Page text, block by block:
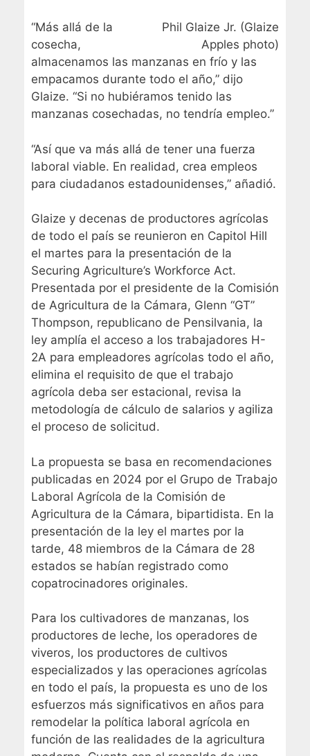
Phil Glaize Jr. (Glaize
Apples photo)
“Más allá de la
cosecha,
almacenamos las manzanas en frío y las
empacamos durante todo el año,” dijo
Glaize. “Si no hubiéramos tenido las
manzanas cosechadas, no tendría empleo.”
“Así que va más allá de tener una fuerza
laboral viable. En realidad, crea empleos
para ciudadanos estadounidenses,” añadió.
Glaize y decenas de productores agrícolas
de todo el país se reunieron en Capitol Hill
el martes para la presentación de la
Securing Agriculture’s Workforce Act.
Presentada por el presidente de la Comisión
de Agricultura de la Cámara, Glenn “GT”
Thompson, republicano de Pensilvania, la
ley amplía el acceso a los trabajadores H-
2A para empleadores agrícolas todo el año,
elimina el requisito de que el trabajo
agrícola deba ser estacional, revisa la
metodología de cálculo de salarios y agiliza
el proceso de solicitud.
La propuesta se basa en recomendaciones
publicadas en 2024 por el Grupo de Trabajo
Laboral Agrícola de la Comisión de
Agricultura de la Cámara, bipartidista. En la
presentación de la ley el martes por la
tarde, 48 miembros de la Cámara de 28
estados se habían registrado como
copatrocinadores originales.
Para los cultivadores de manzanas, los
productores de leche, los operadores de
viveros, los productores de cultivos
especializados y las operaciones agrícolas
en todo el país, la propuesta es uno de los
esfuerzos más significativos en años para
remodelar la política laboral agrícola en
función de las realidades de la agricultura